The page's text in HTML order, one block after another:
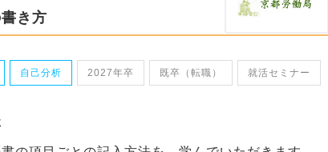
き方
自己分析 2027年卒 既卒（転職） 就活セミナー